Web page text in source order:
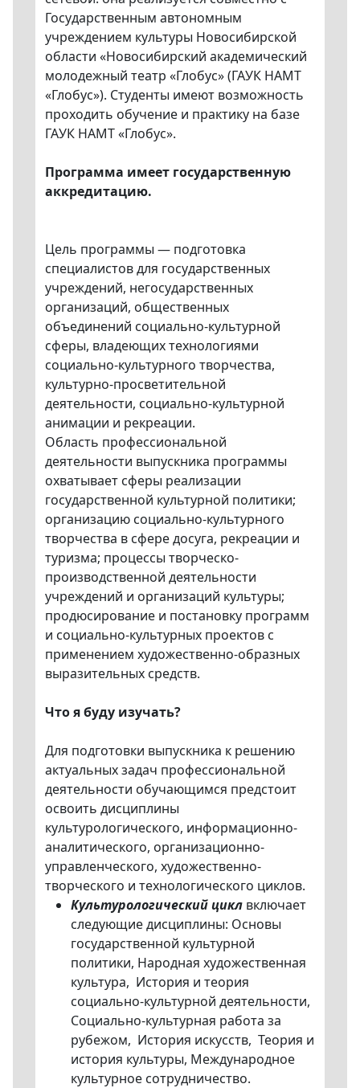
Государственным автономным
учреждением культуры Новосибирской
области «Новосибирский академический
молодежный театр «Глобус» (ГАУК НАМТ
«Глобус»). Студенты имеют возможность
проходить обучение и практику на базе
ГАУК НАМТ «Глобус».
Программа имеет государственную
аккредитацию.
Цель программы — подготовка
специалистов для государственных
учреждений, негосударственных
организаций, общественных
объединений социально-культурной
сферы, владеющих технологиями
социально-культурного творчества,
культурно-просветительной
деятельности, социально-культурной
анимации и рекреации.
Область профессиональной
деятельности выпускника программы
охватывает сферы реализации
государственной культурной политики;
организацию социально-культурного
творчества в сфере досуга, рекреации и
туризма; процессы творческо-
производственной деятельности
учреждений и организаций культуры;
продюсирование и постановку программ
и социально-культурных проектов с
применением художественно-образных
выразительных средств.
Что я буду изучать?
Для подготовки выпускника к решению
актуальных задач профессиональной
деятельности обучающимся предстоит
освоить дисциплины
культурологического, информационно-
аналитического, организационно-
управленческого, художественно-
творческого и технологического циклов.
Культурологический цикл включает
следующие дисциплины: Основы
государственной культурной
политики, Народная художественная
культура, История и теория
социально-культурной деятельности,
Социально-культурная работа за
рубежом, История искусств, Теория и
история культуры, Международное
культурное сотрудничество.